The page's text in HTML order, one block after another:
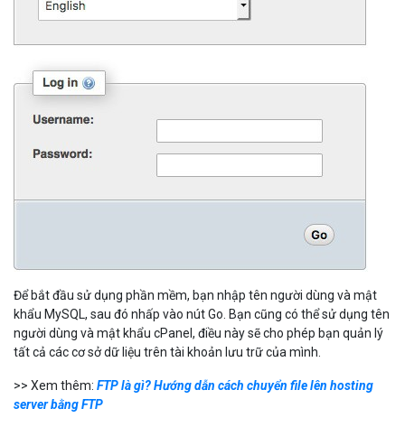
Để bắt đầu sử dụng phần mềm, bạn nhập tên người dùng và mật
khẩu MySQL, sau đó nhấp vào nút Go. Bạn cũng có thể sử dụng tên
người dùng và mật khẩu cPanel, điều này sẽ cho phép bạn quản lý
tất cả các cơ sở dữ liệu trên tài khoản lưu trữ của mình.
>> Xem thêm: FTP là gì? Hướng dẫn cách chuyển file lên hosting
server bằng FTP